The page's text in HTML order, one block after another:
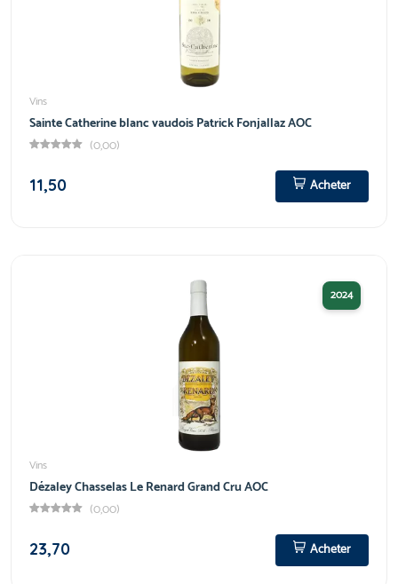
Vins
Sainte Catherine blanc vaudois Patrick Fonjallaz AOC
(0,00)
11,50
Acheter
2024
Vins
Dézaley Chasselas Le Renard Grand Cru AOC
(0,00)
23,70
Acheter